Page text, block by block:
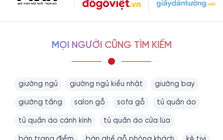
MỌI NGƯỜI CŨNG TÌM KIẾM
giường ngủ giường ngủ kiểu nhật giường bay
giường tầng salon gỗ sofa gỗ tủ quần áo
tủ quần áo cánh kính tủ quần áo cửa lùa